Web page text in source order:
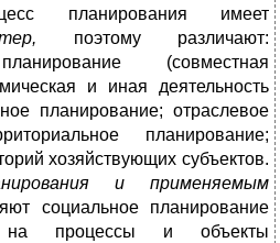
планирования имеет
поэтому различают:
(совместная
и иная деятельность
планирование; отраслевое
планирование;
хозяйствующих субъектов.
и применяемым
социальное планирование
на процессы и объекты